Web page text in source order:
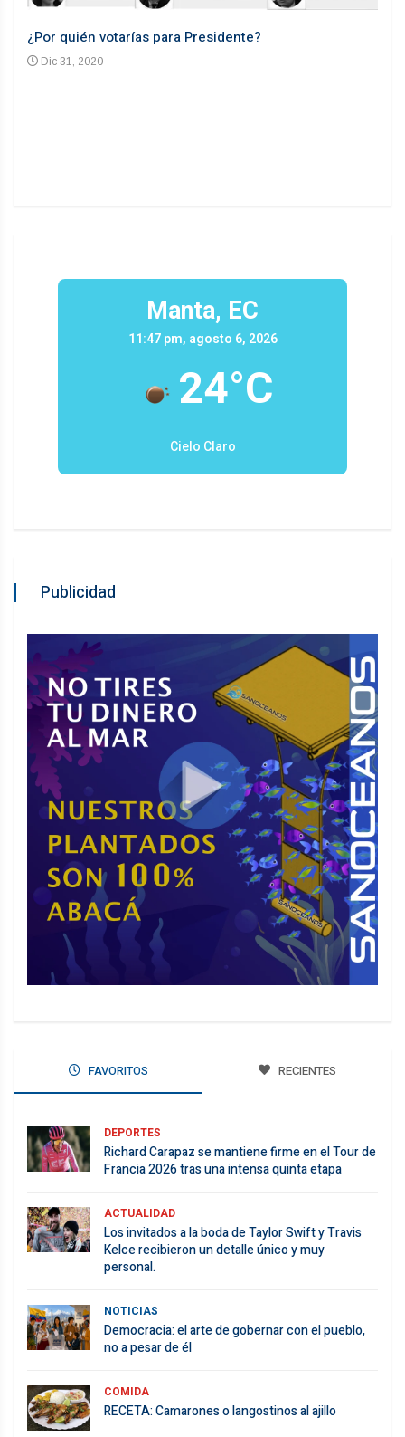
¿Por quién votarías para Presidente?
Dic 31, 2020
Manta, EC
11:47 pm, agosto 6, 2026
24°C
Cielo Claro
Publicidad
FAVORITOS RECIENTES
DEPORTES
Richard Carapaz se mantiene firme en el Tour de
Francia 2026 tras una intensa quinta etapa
ACTUALIDAD
Los invitados a la boda de Taylor Swift y Travis
Kelce recibieron un detalle único y muy
personal.
NOTICIAS
Democracia: el arte de gobernar con el pueblo,
no a pesar de él
COMIDA
RECETA: Camarones o langostinos al ajillo